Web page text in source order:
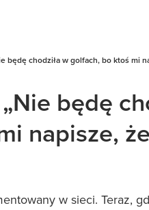
będę chodziła w golfach, bo ktoś mi
będę
napisze,
w sieci. Teraz,